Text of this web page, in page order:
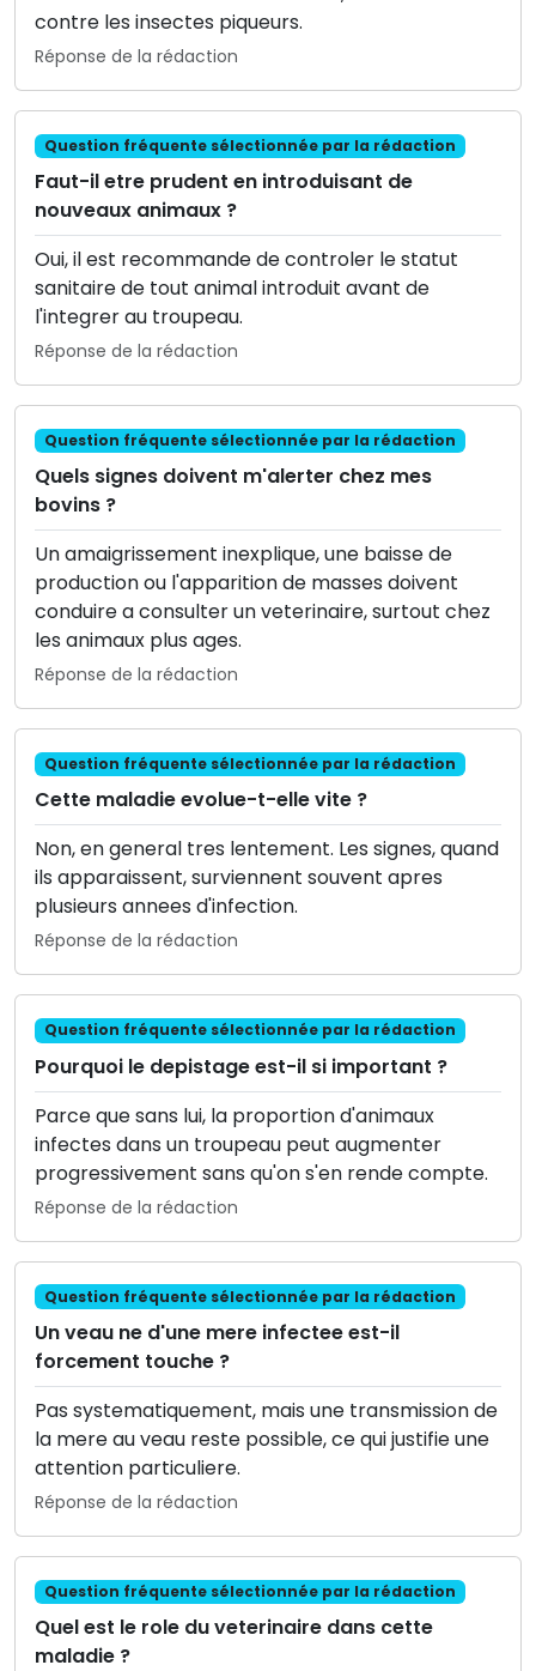
contre les insectes piqueurs.
Réponse de la rédaction
Question fréquente sélectionnée par la rédaction
Faut-il etre prudent en introduisant de
nouveaux animaux ?
Oui, il est recommande de controler le statut
sanitaire de tout animal introduit avant de
l'integrer au troupeau.
Réponse de la rédaction
Question fréquente sélectionnée par la rédaction
Quels signes doivent m'alerter chez mes
bovins ?
Un amaigrissement inexplique, une baisse de
production ou l'apparition de masses doivent
conduire a consulter un veterinaire, surtout chez
les animaux plus ages.
Réponse de la rédaction
Question fréquente sélectionnée par la rédaction
Cette maladie evolue-t-elle vite ?
Non, en general tres lentement. Les signes, quand
ils apparaissent, surviennent souvent apres
plusieurs annees d'infection.
Réponse de la rédaction
Question fréquente sélectionnée par la rédaction
Pourquoi le depistage est-il si important ?
Parce que sans lui, la proportion d'animaux
infectes dans un troupeau peut augmenter
progressivement sans qu'on s'en rende compte.
Réponse de la rédaction
Question fréquente sélectionnée par la rédaction
Un veau ne d'une mere infectee est-il
forcement touche ?
Pas systematiquement, mais une transmission de
la mere au veau reste possible, ce qui justifie une
attention particuliere.
Réponse de la rédaction
Question fréquente sélectionnée par la rédaction
Quel est le role du veterinaire dans cette
maladie ?